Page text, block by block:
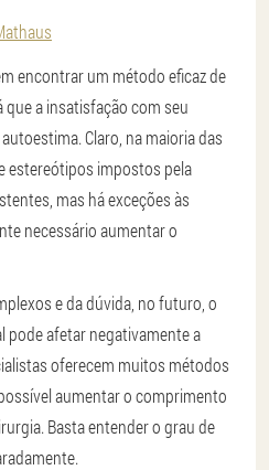
encontrar um método eficaz de
que a insatisfação com seu
Claro, na maioria das
estereótipos impostos pela
mas há exceções às
necessário aumentar o
e da dúvida, no futuro, o
afetar negativamente a
oferecem muitos métodos
aumentar o comprimento
Basta entender o grau de